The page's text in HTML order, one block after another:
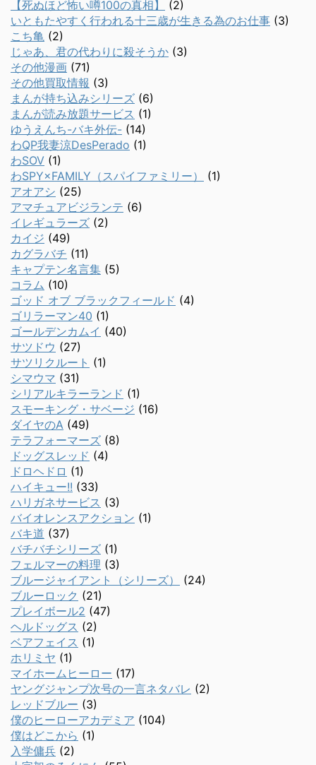
【死ぬほど怖い噂100の真相】
(2)
いともたやすく行われる十三歳が生きる為のお仕事 (3)
こち亀 (2)
じゃあ、君の代わりに殺そうか (3)
その他漫画 (71)
その他買取情報 (3)
まんが持ち込みシリーズ (6)
まんが読み放題サービス (1)
ゆうえんち-バキ外伝- (14)
わQP我妻涼DesPerado (1)
わSOV (1)
わSPY×FAMILY（スパイファミリー）
(1)
アオアシ (25)
アマチュアビジランテ (6)
イレギュラーズ (2)
カイジ (49)
カグラバチ (11)
キャプテン名言集 (5)
コラム (10)
ゴッド オブ ブラックフィールド (4)
ゴリラーマン40 (1)
ゴールデンカムイ (40)
サツドウ (27)
サツリクルート (1)
シマウマ (31)
シリアルキラーランド (1)
スモーキング・サベージ (16)
ダイヤのA (49)
テラフォーマーズ (8)
ドッグスレッド (4)
ドロヘドロ (1)
ハイキュー!! (33)
ハリガネサービス (3)
バイオレンスアクション (1)
バキ道 (37)
バチバチシリーズ (1)
フェルマーの料理 (3)
ブルージャイアント（シリーズ）
(24)
ブルーロック (21)
プレイボール2 (47)
ヘルドッグス (2)
ベアフェイス (1)
ホリミヤ (1)
マイホームヒーロー (17)
ヤングジャンプ次号の一言ネタバレ (2)
レッドブルー (3)
僕のヒーローアカデミア (104)
僕はどこから (1)
入学傭兵 (2)